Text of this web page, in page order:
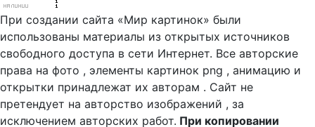
При создании сайта «Мир картинок» были
использованы материалы из открытых источников
свободного доступа в сети Интернет. Все авторские
права на фото , элементы картинок png , анимацию и
открытки принадлежат их авторам . Сайт не
претендует на авторство изображений , за
исключением авторских работ. При копировании